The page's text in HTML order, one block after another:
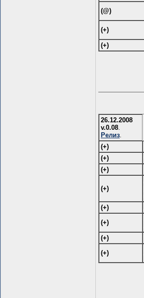
(@)
(+)
(+)
26.12.2008
v.0.08.
Релиз.
(+)
(+)
(+)
(+)
(+)
(+)
(+)
(+)